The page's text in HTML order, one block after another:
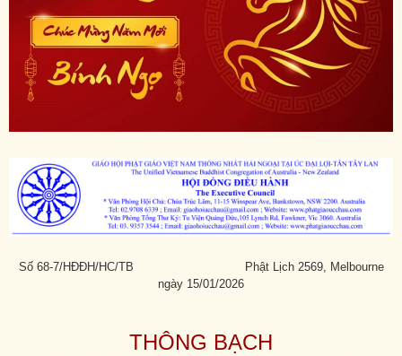
Số 68-7/HĐĐH/HC/TB Phật Lịch 2569, Melbourne
ngày 15/01/2026
THÔNG BẠCH